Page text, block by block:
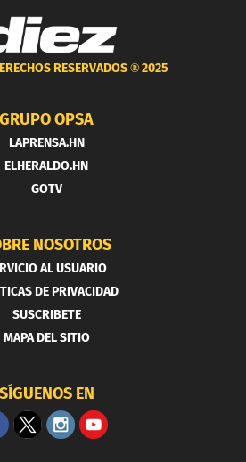
RESERVADOS ®2025
GRUPO OPSA
LAPRENSA.HN
ELHERALDO.HN
GOTV
NOSOTROS
AL USUARIO
DE PRIVACIDAD
SUSCRIBETE
MAPA DEL SITIO
SÍGUENOS EN